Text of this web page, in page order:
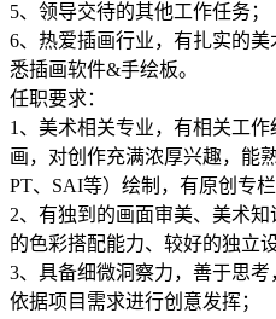
5、领导交待的其他工作任务；
6、热爱插画行业，有扎实的
悉插画软件&手绘板。
任职要求：
1、美术相关专业，有相关工
画，对创作充满浓厚兴趣，能
PT、SAI等）绘制，有原创专
2、有独到的画面审美、美术
的色彩搭配能力、较好的独立
3、具备细微洞察力，善于思
依据项目需求进行创意发挥；